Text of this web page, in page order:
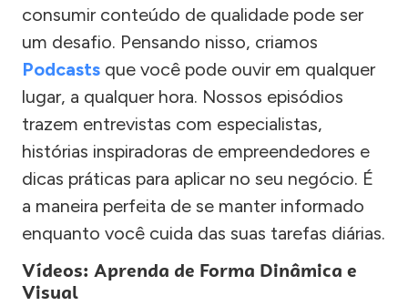
consumir conteúdo de qualidade pode ser
um desafio. Pensando nisso, criamos
Podcasts que você pode ouvir em qualquer
lugar, a qualquer hora. Nossos episódios
trazem entrevistas com especialistas,
histórias inspiradoras de empreendedores e
dicas práticas para aplicar no seu negócio. É
a maneira perfeita de se manter informado
enquanto você cuida das suas tarefas diárias.
Vídeos: Aprenda de Forma Dinâmica e
Visual